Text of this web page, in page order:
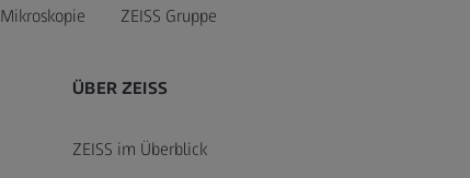
Mikroskopie ZEISS Gruppe
ÜBER ZEISS
ZEISS im Überblick